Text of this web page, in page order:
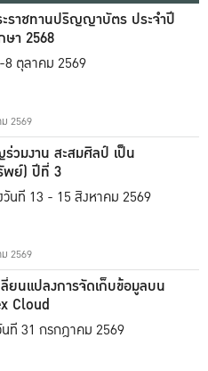
ราชทานปริญญาบัตร ประจำปี
า 2568
ตุลาคม 2569
2569
วมงาน สะสมศิลป์ เป็น
พย์) ปีที่ 3
วันที่ 13 - 15 สิงหาคม 2569
2569
ยนแปลงการจัดเก็บข้อมูลบน
Cloud
ที่ 31 กรกฎาคม 2569